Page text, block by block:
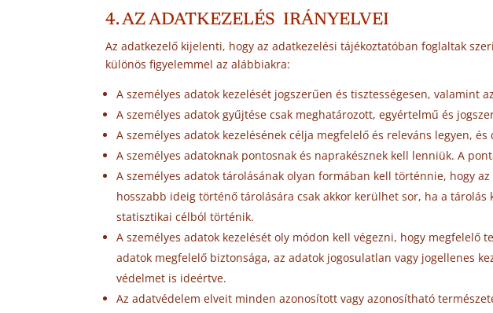
4. AZ ADATKEZELÉS IRÁNYELVEI
Az adatkezelő kijelenti, hogy az adatkezelési tájékoztatóban foglaltak
különös figyelemmel az alábbiakra:
A személyes adatok kezelését jogszerűen és tisztességesen, valamint
A személyes adatok gyűjtése csak meghatározott, egyértelmű és
A személyes adatok kezelésének célja megfelelő és releváns legyen,
A személyes adatoknak pontosnak és naprakésznek kell lenniük. A
A személyes adatok tárolásának olyan formában kell történnie, hogy
hosszabb ideig történő tárolására csak akkor kerülhet sor, ha a
statisztikai célból történik.
A személyes adatok kezelését oly módon kell végezni, hogy megfelelő
adatok megfelelő biztonsága, az adatok jogosulatlan vagy jogellenes
védelmet is ideértve.
Az adatvédelem elveit minden azonosított vagy azonosítható